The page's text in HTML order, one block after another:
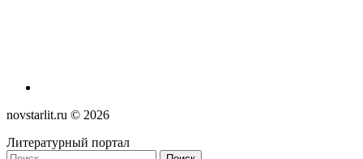
novstarlit.ru © 2026
Литературный портал